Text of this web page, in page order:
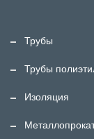
Трубы
Трубы
Изоляция